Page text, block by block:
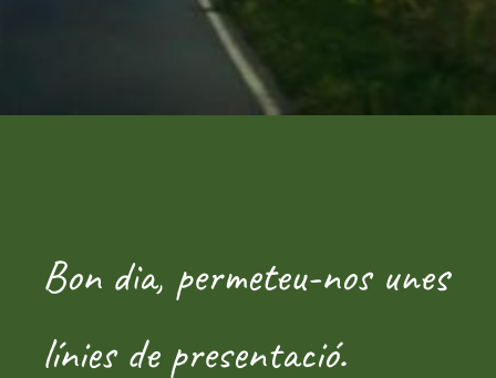
Bon dia, permeteu-nos unes
línies de presentació.